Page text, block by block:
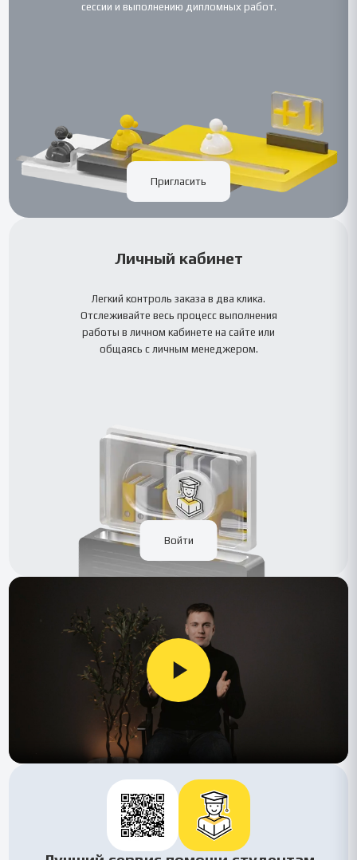
сессии и выполнению дипломных работ.
Пригласить
Личный кабинет
Легкий контроль заказа в два клика.
Отслеживайте весь процесс выполнения
работы в личном кабинете на сайте или
общаясь с личным менеджером.
Войти